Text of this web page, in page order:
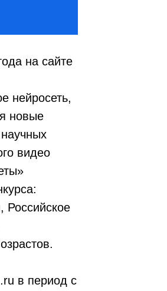
на сайте
нейросеть,
новые
видео
Российское
в период с